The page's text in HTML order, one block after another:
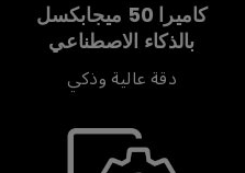
كاميرا 50 ميجابكسل
بالذكاء الاصطناعي
دقة عالية وذكي